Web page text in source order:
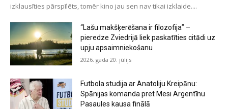
izklausīties pārspīlēts, tomēr kino jau sen nav tikai izklaide....
“Lašu makšķerēšana ir filozofija” –
pieredze Zviedrijā liek paskatīties citādi uz
upju apsaimniekošanu
2026. gada 20. jūlijs
Futbola studija ar Anatoliju Kreipānu:
Spānijas komanda pret Mesi Argentīnu
Pasaules kausa finālā